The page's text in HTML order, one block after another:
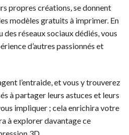
propres créations, se donnent
modèles gratuits à imprimer. En
réseaux sociaux dédiés, vous
d’autres passionnés et
l’entraide, et vous y trouverez
à partager leurs astuces et leurs
impliquer ; cela enrichira votre
à explorer davantage ce